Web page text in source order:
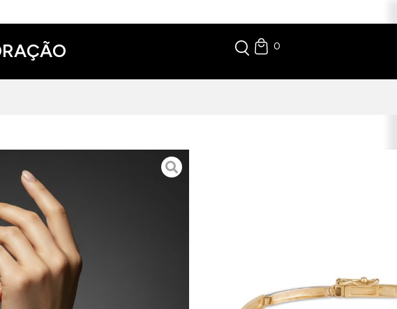
0
BICOLOR
estilo de escrava exibe um jogo elegante de texturas contrastantes.
apontamento de luxo em looks formais e profissionais.